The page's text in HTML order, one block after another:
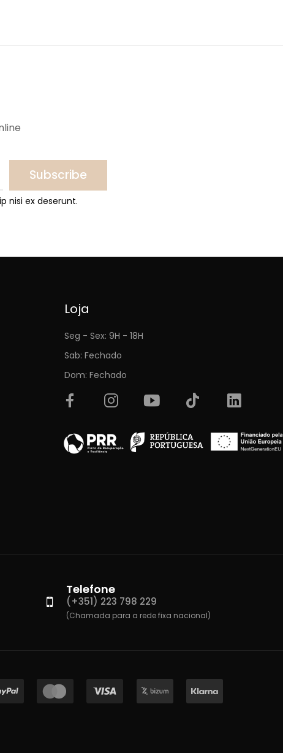
Subscribe
nisi ex deserunt.
Loja
Seg - Sex: 9H - 18H
Sab: Fechado
Dom: Fechado
Telefone
(+351) 223 798 229
(Chamada para a rede fixa nacional)